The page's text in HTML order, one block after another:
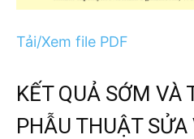
Tải/Xem file PDF
KẾT QUẢ SỚM VÀ
PHẪU THUẬT